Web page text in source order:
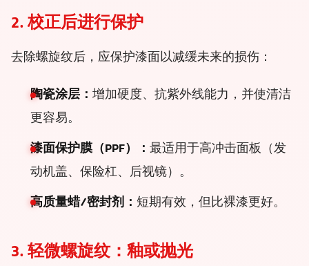
2. 校正后进行保护
去除螺旋纹后，应保护漆面以减缓未来的损伤：
陶瓷涂层： 增加硬度、抗紫外线能力，并使清洁
更容易。
漆面保护膜（PPF）： 最适用于高冲击面板（发
动机盖、保险杠、后视镜）。
高质量蜡/密封剂： 短期有效，但比裸漆更好。
3. 轻微螺旋纹：釉或抛光